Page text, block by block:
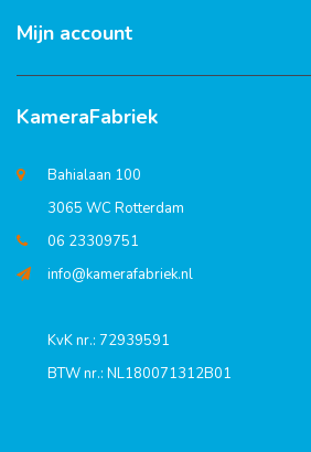
Mijn account
KameraFabriek
Bahialaan 100
3065 WC Rotterdam
06 23309751
info@kamerafabriek.nl
KvK nr.: 72939591
BTW nr.: NL180071312B01